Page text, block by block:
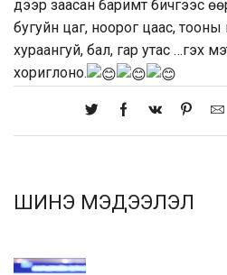
дээр заасан баримт бичгээс
бугуйн цаг, ноорог цаас,
хураангуй, бал, гар утас …гэх
хориглоно.
ШИНЭ МЭДЭЭЛЭЛ